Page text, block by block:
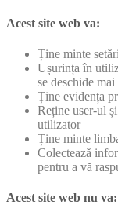
Acest site web va:
Ține minte
Ușurința în
se deschide mai
Ține evidența
Reține user-ul
utilizator
Ține minte
Colectează
pentru a vă
Acest site web nu va: